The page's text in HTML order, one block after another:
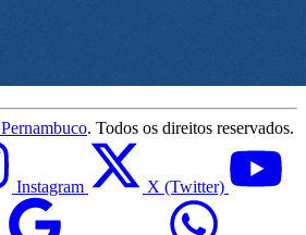
. Todos os direitos reservados.
Instagram X (Twitter)